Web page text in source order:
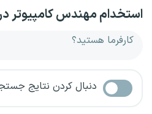
استخدام مهندس کامپیوتر
کارفرما هستید؟
دنبال کردن نتایج